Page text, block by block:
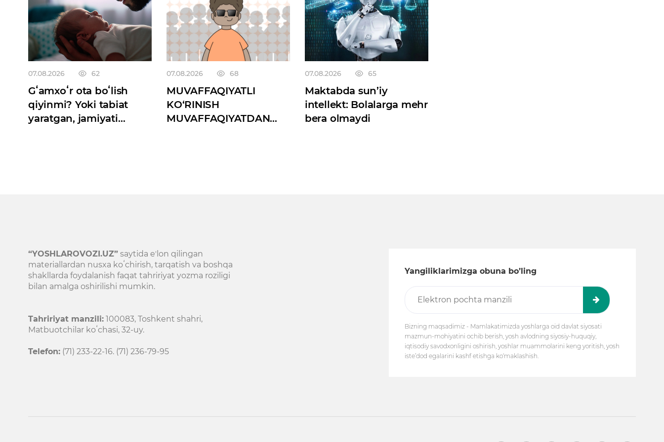
07.08.2026 62
Gʻamxoʻr ota boʻlish
qiyinmi? Yoki tabiat
yaratgan, jamiyati
07.08.2026 68
MUVAFFAQIYATLI
KO‘RINISH
MUVAFFAQIYATDAN
07.08.2026 65
Maktabda sun’iy
intellekt: Bolalarga mehr
bera olmaydi
“YOSHLAROVOZI.UZ” saytida eʼlon qilingan
materiallardan nusxa koʻchirish, tarqatish va boshqa
shakllarda foydalanish faqat tahririyat yozma roziligi
bilan amalga oshirilishi mumkin.
Tahririyat manzili: 100083, Toshkent shahri,
Matbuotchilar koʻchasi, 32-uy.
Telefon: (71) 233-22-16. (71) 236-79-95
Yangiliklarimizga obuna bo’ling
Bizning maqsadimiz - Mamlakatimizda yoshlarga oid davlat siyosati
mazmun-mohiyatini ochib berish, yosh avlodning siyosiy-huquqiy,
iqtisodiy savodxonligini oshirish, yoshlar muammolarini keng yoritish, yosh
iste’dod egalarini kashf etishga ko‘maklashish.